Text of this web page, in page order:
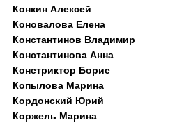
Конкин Алексей
Коновалова Елена
Константинов Владимир
Константинова Анна
Констриктор Борис
Копылова Марина
Кордонский Юрий
Коржель Марина